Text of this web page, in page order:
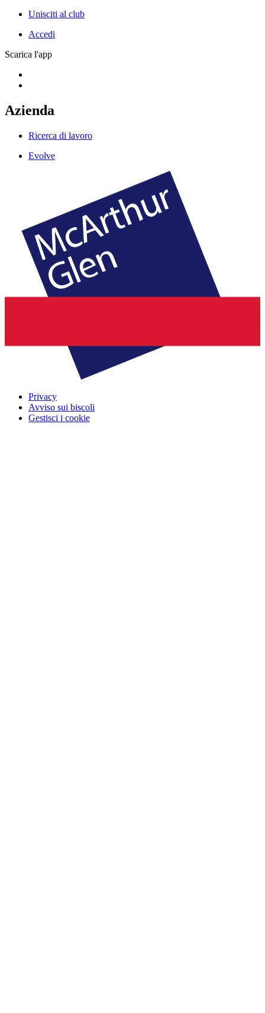
Unisciti al club
Accedi
Scarica l'app
Azienda
Ricerca di lavoro
Evolve
Privacy
Avviso sui biscoli
Gestisci i cookie